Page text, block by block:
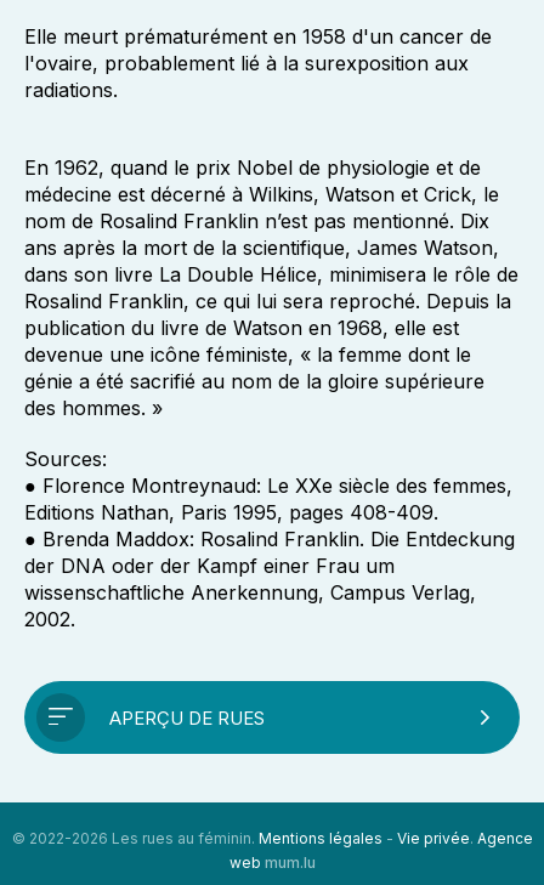
Elle meurt prématurément en 1958 d'un cancer de
l'ovaire, probablement lié à la surexposition aux
radiations.
En 1962, quand le prix Nobel de physiologie et de
médecine est décerné à Wilkins, Watson et Crick, le
nom de Rosalind Franklin n’est pas mentionné. Dix
ans après la mort de la scientifique, James Watson,
dans son livre La Double Hélice, minimisera le rôle de
Rosalind Franklin, ce qui lui sera reproché. Depuis la
publication du livre de Watson en 1968, elle est
devenue une icône féministe, « la femme dont le
génie a été sacrifié au nom de la gloire supérieure
des hommes. »
Sources:
● Florence Montreynaud: Le XXe siècle des femmes,
Editions Nathan, Paris 1995, pages 408-409.
● Brenda Maddox: Rosalind Franklin. Die Entdeckung
der DNA oder der Kampf einer Frau um
wissenschaftliche Anerkennung, Campus Verlag,
2002.
APERÇU DE RUES
© 2022-2026 Les rues au féminin. Mentions légales - Vie privée. Agence
web mum.lu